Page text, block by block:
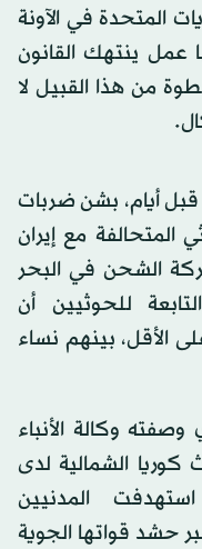
المتحدة في الآونة
عمل ينتهك القانون
من هذا القبيل لا
قبل أيام، بشن ضربات
مع إيران
الشحن في البحر
للحوثيين أن
53 شخصاً على الأقل، بينهم نساء
وكالة الأنباء
كوريا الشمالية لدى
المدنيين
حشد قواتها الجوية